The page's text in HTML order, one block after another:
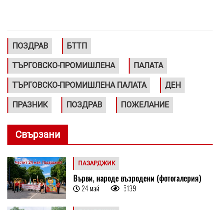
ПОЗДРАВ БТТП
ТЪРГОВСКО-ПРОМИШЛЕНА ПАЛАТА
ТЪРГОВСКО-ПРОМИШЛЕНА ПАЛАТА ДЕН
ПРАЗНИК ПОЗДРАВ ПОЖЕЛАНИЕ
Свързани
ПАЗАРДЖИК
Върви, народе възродени (фотогалерия)
24 май 5139